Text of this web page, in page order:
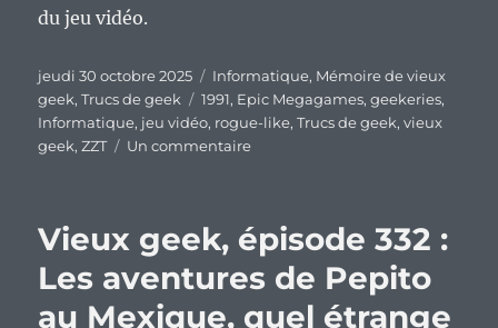
du jeu vidéo.
Publié
le
jeudi 30 octobre 2025 Catégories
Informatique, Mémoire de vieux
geek,Trucs de geek Étiquettes
1991, Epic Megagames,geekeries,
Informatique, jeu vidéo, rogue-like,Trucs de geek,vieux
geek,ZZT Un commentairesur
401
ZZT,
un
Vieux geek, épisode 332 :
Les aventures de Pepito
au Mexique, quel étrange